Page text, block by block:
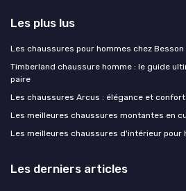
Les plus lus
Les chaussures pour hommes chez
Timberland chaussure homme : le guide
paire
Les chaussures Arcus : élégance et
Les meilleures chaussures montantes en
Les meilleures chaussures d'intérieur pour
Les derniers articles